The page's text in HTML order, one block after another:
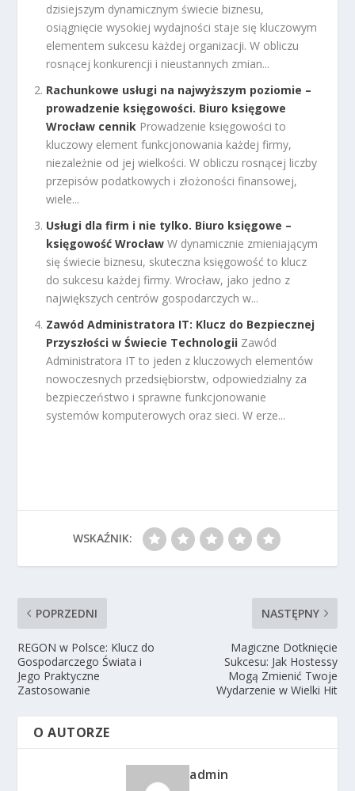
dzisiejszym dynamicznym świecie biznesu,
osiągnięcie wysokiej wydajności staje się kluczowym
elementem sukcesu każdej organizacji. W obliczu
rosnącej konkurencji i nieustannych zmian...
Rachunkowe usługi na najwyższym poziomie –
prowadzenie księgowości. Biuro księgowe
Wrocław cennik Prowadzenie księgowości to
kluczowy element funkcjonowania każdej firmy,
niezależnie od jej wielkości. W obliczu rosnącej liczby
przepisów podatkowych i złożoności finansowej,
wiele...
Usługi dla firm i nie tylko. Biuro księgowe –
księgowość Wrocław W dynamicznie zmieniającym
się świecie biznesu, skuteczna księgowość to klucz
do sukcesu każdej firmy. Wrocław, jako jedno z
największych centrów gospodarczych w...
Zawód Administratora IT: Klucz do Bezpiecznej
Przyszłości w Świecie Technologii Zawód
Administratora IT to jeden z kluczowych elementów
nowoczesnych przedsiębiorstw, odpowiedzialny za
bezpieczeństwo i sprawne funkcjonowanie
systemów komputerowych oraz sieci. W erze...
WSKAŹNIK:
POPRZEDNI
REGON w Polsce: Klucz do
Gospodarczego Świata i
Jego Praktyczne
Zastosowanie
NASTĘPNY
Magiczne Dotknięcie
Sukcesu: Jak Hostessy
Mogą Zmienić Twoje
Wydarzenie w Wielki Hit
O AUTORZE
admin